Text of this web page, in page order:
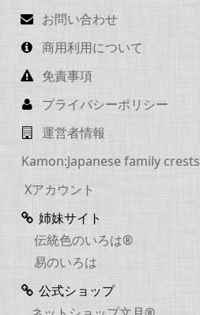
お問い合わせ
商用利用について
免責事項
プライバシーポリシー
運営者情報
Kamon:Japanese family crests
Xアカウント
姉妹サイト
伝統色のいろは®
易のいろは
公式ショップ